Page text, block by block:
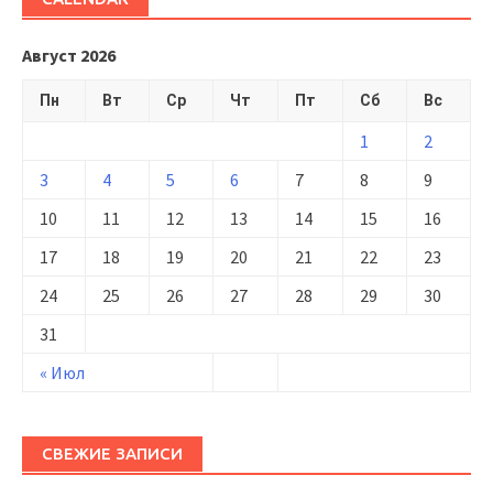
Август 2026
Пн Вт Ср Чт Пт Сб Вс
« Июл
1
2
3
4 5 6 7 8
9
10
11 12 13 14 15
16
17
18 19 20 21 22
23
24
25 26 27 28 29
30
31
СВЕЖИЕ ЗАПИСИ